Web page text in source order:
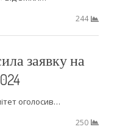
244
заявку на
оголосив…
250